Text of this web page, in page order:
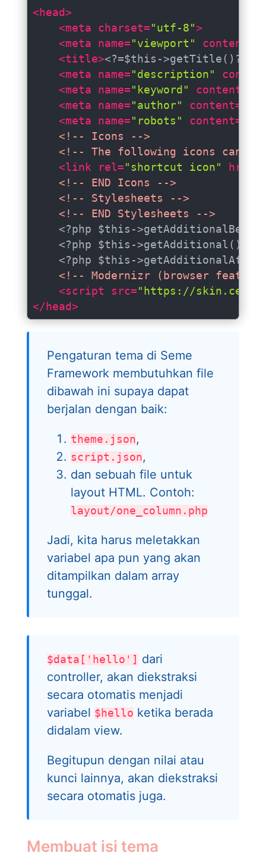
< head>
<meta charset= "utf-8">
<meta name= "viewport" content
<title><?=$this->getTitle()?>
<meta name= "description"
<meta name= "keyword" content
<meta name= "author" content=
<meta name= "robots" content=
<!-- Icons -->
<!-- The following icons can be
<link rel= "shortcut icon" href
<!-- END Icons -->
<!-- Stylesheets -->
<!-- END Stylesheets -->
<?php $this-
    <?php $this->getAdditional()?>
<?php $this-
<!-- Modernizr (browser
<script src= "https://
</ head>
Pengaturan tema di Seme
Framework membutuhkan file
dibawah ini supaya dapat
berjalan dengan baik:
theme.json,
script.json,
dan sebuah file untuk
layout HTML. Contoh:
layout/one_column.php
Jadi, kita harus meletakkan
variabel apa pun yang akan
ditampilkan dalam array
tunggal.
$data['hello'] dari
controller, akan diekstraksi
secara otomatis menjadi
variabel $hello ketika berada
didalam view.
Begitupun dengan nilai atau
kunci lainnya, akan diekstraksi
secara otomatis juga.
Membuat isi tema